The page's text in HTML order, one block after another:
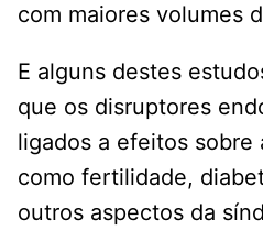
com maiores volumes
E alguns destes
que os disruptores
ligados a efeitos sobre
como fertilidade,
outros aspectos da